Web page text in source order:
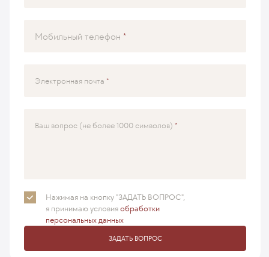
Мобильный телефон
Электронная почта
Ваш вопрос (не более 1000 символов)
Нажимая на кнопку "ЗАДАТЬ ВОПРОС",
я принимаюусловияобработки
персональных данных
ЗАДАТЬ ВОПРОС